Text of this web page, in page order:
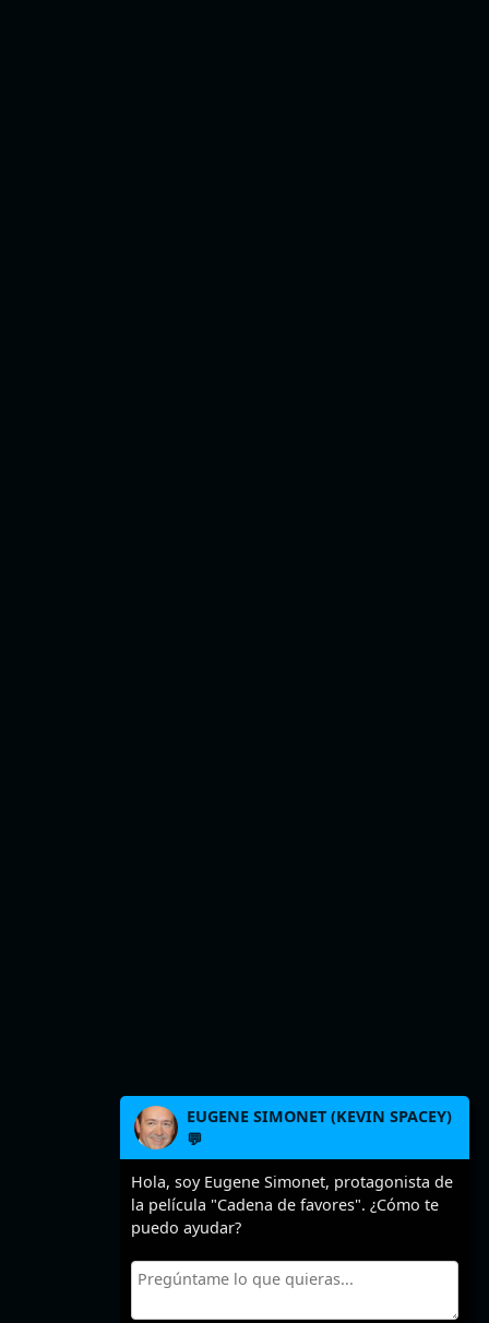
EUGENE SIMONET (KEVIN SPACEY)
💬
Hola, soy Eugene Simonet, protagonista de
la película "Cadena de favores". ¿Cómo te
puedo ayudar?